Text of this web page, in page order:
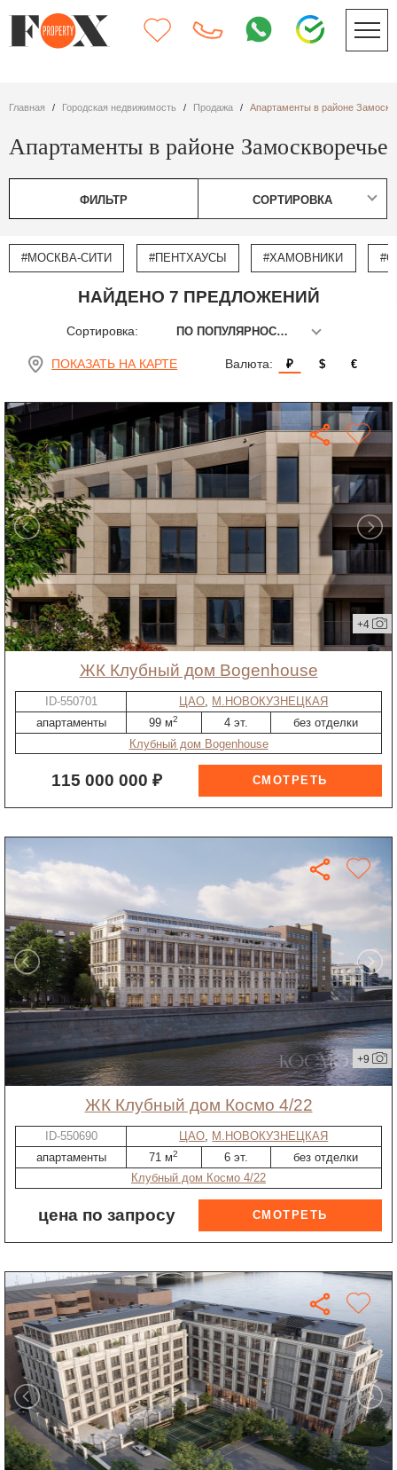
Главная Городская недвижимость Продажа Апартаменты в районе
Апартаменты в районе Замоскворечье
ФИЛЬТР СОРТИРОВКА
#МОСКВА-СИТИ #ПЕНТХАУСЫ #ХАМОВНИКИ
НАЙДЕНО 7 ПРЕДЛОЖЕНИЙ
Сортировка: ПО ПОПУЛЯРНОСТИ
ПОКАЗАТЬ НА КАРТЕ Валюта: ₽ $ €
+4
ЖК Клубный дом Bogenhouse
ID-550701 ЦАО, М.НОВОКУЗНЕЦКАЯ
апартаменты
99 м2 4 эт.
без отделки
Клубный дом Bogenhouse
115 000 000 ₽
+9
ЖК Клубный дом Космо 4/22
ID-550690 ЦАО, М.НОВОКУЗНЕЦКАЯ
апартаменты
71 м2 6 эт.
без отделки
Клубный дом Космо 4/22
цена по запросу